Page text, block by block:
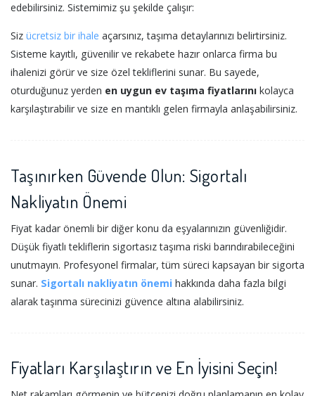
edebilirsiniz. Sistemimiz şu şekilde çalışır:
Siz ücretsiz bir ihale açarsınız, taşıma detaylarınızı belirtirsiniz.
Sisteme kayıtlı, güvenilir ve rekabete hazır onlarca firma bu
ihalenizi görür ve size özel tekliflerini sunar. Bu sayede,
oturduğunuz yerden en uygun ev taşıma fiyatlarını kolayca
karşılaştırabilir ve size en mantıklı gelen firmayla anlaşabilirsiniz.
Taşınırken Güvende Olun: Sigortalı
Nakliyatın Önemi
Fiyat kadar önemli bir diğer konu da eşyalarınızın güvenliğidir.
Düşük fiyatlı tekliflerin sigortasız taşıma riski barındırabileceğini
unutmayın. Profesyonel firmalar, tüm süreci kapsayan bir sigorta
sunar. Sigortalı nakliyatın önemi hakkında daha fazla bilgi
alarak taşınma sürecinizi güvence altına alabilirsiniz.
Fiyatları Karşılaştırın ve En İyisini Seçin!